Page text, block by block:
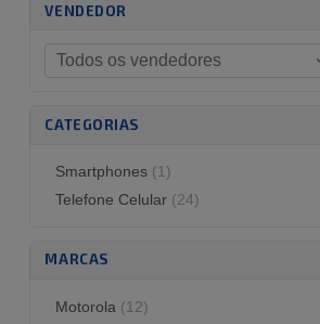
VENDEDOR
Todos os vendedores
CATEGORIAS
Smartphones (1)
Telefone Celular (24)
MARCAS
Motorola (12)